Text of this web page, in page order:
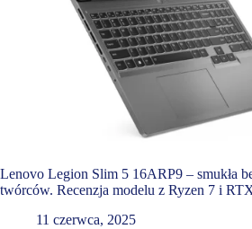
Lenovo Legion Slim 5 16ARP9 – smukła
twórców. Recenzja modelu z Ryzen 7 i
11 czerwca, 2025